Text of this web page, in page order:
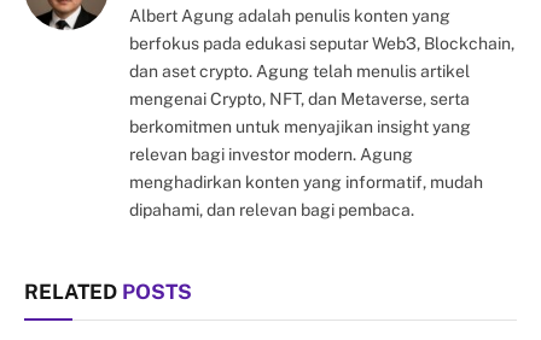
Albert Agung adalah penulis konten yang
berfokus pada edukasi seputar Web3, Blockchain,
dan aset crypto. Agung telah menulis artikel
mengenai Crypto, NFT, dan Metaverse, serta
berkomitmen untuk menyajikan insight yang
relevan bagi investor modern. Agung
menghadirkan konten yang informatif, mudah
dipahami, dan relevan bagi pembaca.
RELATED POSTS